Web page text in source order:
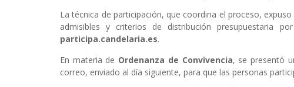
La técnica de participación, que coordina el proceso,
admisibles y criterios de distribución presupuestaria
participa.candelaria.es.
En materia de Ordenanza de Convivencia, se presentó
correo, enviado al día siguiente, para que las personas